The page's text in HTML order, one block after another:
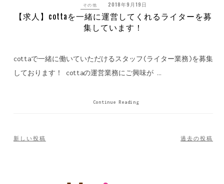
その他 2018年9月19日
【求人】cottaを一緒に運営してくれるライターを募
集しています！
cottaで一緒に働いていただけるスタッフ(ライター業務)を募集
しております！ cottaの運営業務にご興味が …
Continue Reading
過去の投稿
新しい投稿